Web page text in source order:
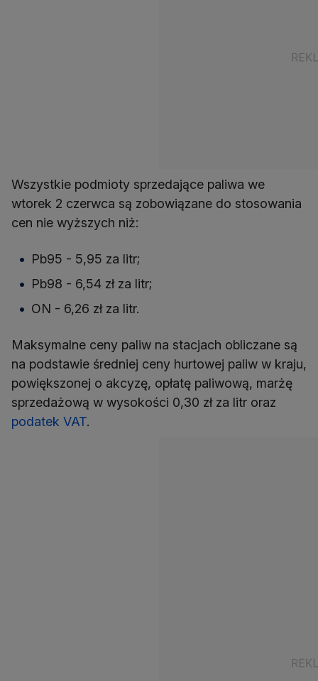
Wszystkie podmioty sprzedające paliwa we
wtorek 2 czerwca są zobowiązane do stosowania
cen nie wyższych niż:
Pb95 - 5,95 za litr;
Pb98 - 6,54 zł za litr;
ON - 6,26 zł za litr.
Maksymalne ceny paliw na stacjach obliczane są
na podstawie średniej ceny hurtowej paliw w kraju,
powiększonej o akcyzę, opłatę paliwową, marżę
sprzedażową w wysokości 0,30 zł za litr oraz
podatek VAT.